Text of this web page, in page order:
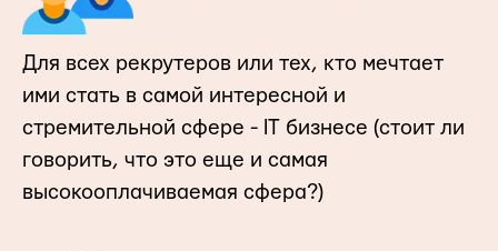
Для всех рекрутеров или тех, кто мечтает
ими стать в самой интересной и
стремительной сфере - IT бизнесе (стоит ли
говорить, что это еще и самая
высокооплачиваемая сфера?)